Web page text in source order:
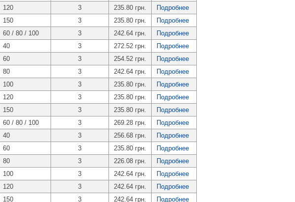
120 3 235.80 грн.
Подробнее
150 3 235.80 грн.
Подробнее
60 / 80 / 100 3 242.64 грн.
Подробнее
40 3 272.52 грн.
Подробнее
60 3 254.52 грн.
Подробнее
80 3 242.64 грн.
Подробнее
100 3 235.80 грн.
Подробнее
120 3 235.80 грн.
Подробнее
150 3 235.80 грн.
Подробнее
60 / 80 / 100 3 269.28 грн.
Подробнее
40 3 256.68 грн.
Подробнее
60 3 235.80 грн.
Подробнее
80 3 226.08 грн.
Подробнее
100 3 242.64 грн.
Подробнее
120 3 242.64 грн.
Подробнее
150 3 242.64 грн. Подробнее